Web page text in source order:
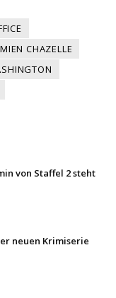
CHAZELLE
von Staffel 2 steht
neuen Krimiserie